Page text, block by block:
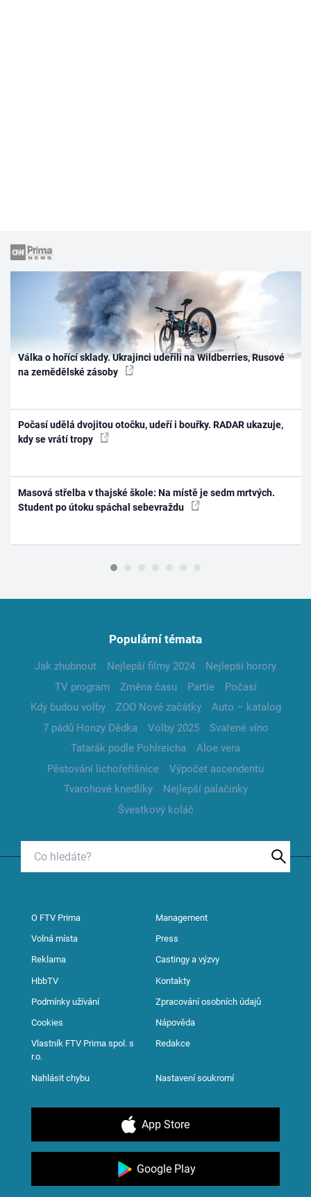
Válka o hořící sklady. Ukrajinci udeřili na Wildberries, Rusové
na zemědělské zásoby
Počasí udělá dvojitou otočku, udeří i bouřky. RADAR ukazuje,
kdy se vrátí tropy
Masová střelba v thajské škole: Na místě je sedm mrtvých.
Student po útoku spáchal sebevraždu
Populární témata
Jak zhubnout Nejlepší filmy 2024
Nejlepší horory
TV program
Změna času Partie
Počasí
Kdy budou volby
ZOO Nové začátky
Auto – katalog
7 pádů Honzy Dědka
Volby 2025
Svařené víno
Tatarák podle Pohlreicha
Aloe vera
Pěstování lichořeřišnice
Výpočet ascendentu
Tvarohové knedlíky
Nejlepší palačinky
Švestkový koláč
O FTV Prima Management
Volná místa Press
Reklama Castingy a výzvy
HbbTV Kontakty
Podmínky užívání Zpracování osobních údajů
Cookies Nápověda
Vlastník FTV Prima spol. s
r.o.
Redakce
Nahlásit chybu Nastavení soukromí
App Store
Google Play